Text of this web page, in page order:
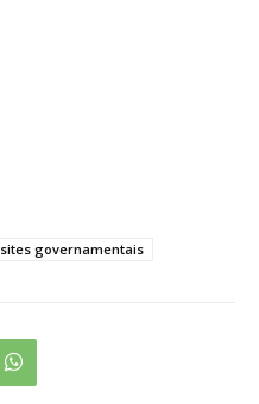
sites governamentais